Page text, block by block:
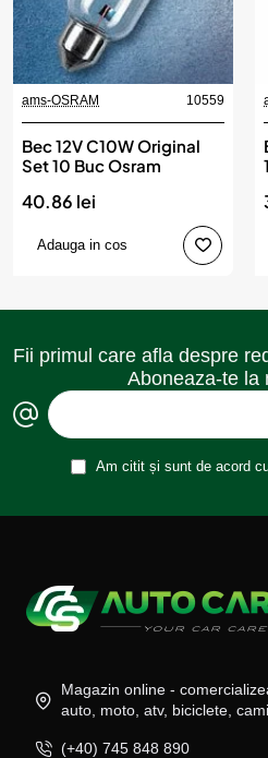
ams-OSRAM 10559
Bec 12V C10W Original
Set 10 Buc Osram
40.86 lei
Adauga in cos
Fii primul care afla despre
Aboneaza-te la
Am citit și sunt de acord
Magazin online -
auto, moto, atv, biciclete,
(+40) 745 848 890